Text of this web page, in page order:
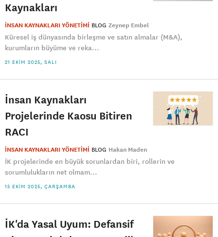
Kaynakları
İNSAN KAYNAKLARI YÖNETİMİ BLOG Zeynep Embel
Küresel iş dünyasında birleşme ve satın almalar (M&A),
kurumların büyüme ve reka...
21 EKIM 2025, SALI
İnsan Kaynakları
Projelerinde Kaosu Bitiren
RACI
İNSAN KAYNAKLARI YÖNETİMİ BLOG Hakan Maden
İK projelerinde en büyük sorunlardan biri, rollerin ve
sorumlulukların net olmam...
15 EKIM 2025, ÇARŞAMBA
İK'da Yasal Uyum: Defansif